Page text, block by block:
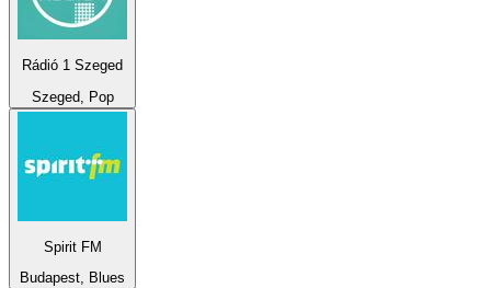
Rádió 1 Szeged
Szeged, Pop
Spirit FM
Budapest, Blues